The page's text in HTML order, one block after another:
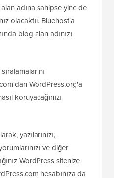
adına sahipse yine de
olacaktır. Bluehost'a
blog alan adınızı
WordPress.org'a
koruyacağınızı
yazılarınızı,
ve diğer
WordPress sitenize
hesabınıza da